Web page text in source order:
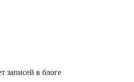
записей в блоге